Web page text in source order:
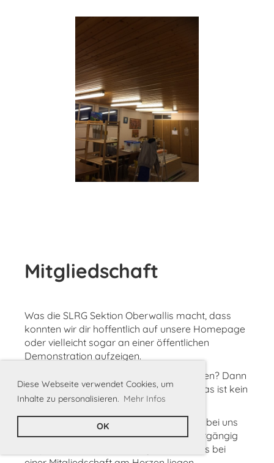
Diese Webseite verwendet Cookies, um
Inhalte zu personalisieren. Mehr Infos
OK
Mitgliedschaft
Was die SLRG Sektion Oberwallis macht, dass
konnten wir dir hoffentlich auf unsere Homepage
oder vielleicht sogar an einer öffentlichen
Demonstration aufzeigen.
Du hast jetzt Interesse bei uns mitzuwirken? Dann
haben wir eine gute Nachricht für dich: das ist kein
Problem.
Wir bieten dir verschieden Möglichkeiten bei uns
teil zu nhemen. Dazu möchten wir dir vorgängig
ein paar Informationen mitgeben, die uns bei